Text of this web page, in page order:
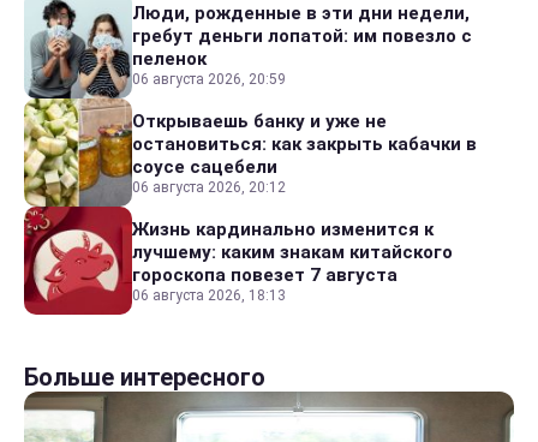
Люди, рожденные в эти дни недели,
гребут деньги лопатой: им повезло с
пеленок
06 августа 2026, 20:59
Открываешь банку и уже не
остановиться: как закрыть кабачки в
соусе сацебели
06 августа 2026, 20:12
Жизнь кардинально изменится к
лучшему: каким знакам китайского
гороскопа повезет 7 августа
06 августа 2026, 18:13
Больше интересного